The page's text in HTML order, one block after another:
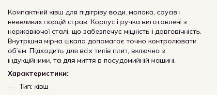
Компактний ківш для підігріву води, молока, соусів і
невеликих порцій страв. Корпус і ручка виготовлені з
нержавіючої сталі, що забезпечує міцність і довговічність.
Внутрішня мірна шкала допомагає точно контролювати
об’єм. Підходить для всіх типів плит, включно з
індукційними, та для миття в посудомийній машині.
Характеристики:
Тип: ківш